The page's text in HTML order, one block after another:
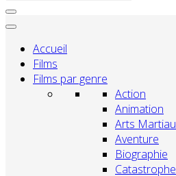
Accueil
Films
Films par genre
Action
Animation
Arts
Aventure
Biographie
Catastrophe